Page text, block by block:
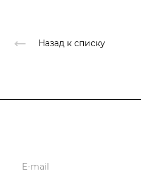
Назад к списку